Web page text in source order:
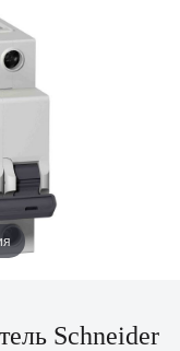
Schneider